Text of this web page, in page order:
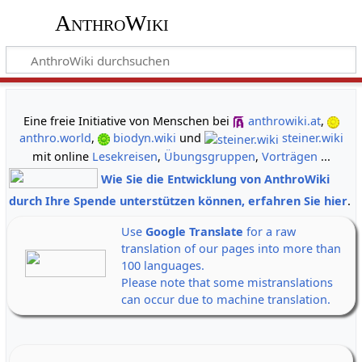
AnthroWiki
Eine freie Initiative von Menschen bei
anthrowiki.at,
anthro.world, biodyn.wiki und
steiner.wiki
mit online Lesekreisen, Übungsgruppen, Vorträgen ...
Wie Sie die Entwicklung von AnthroWiki
durch Ihre Spende unterstützen können, erfahren Sie hier.
Use Google Translate for a raw
translation of our pages into more than
100 languages.
Please note that some mistranslations
can occur due to machine translation.